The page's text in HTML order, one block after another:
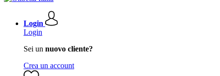
Login
Login
Sei un nuovo cliente?
Crea un account